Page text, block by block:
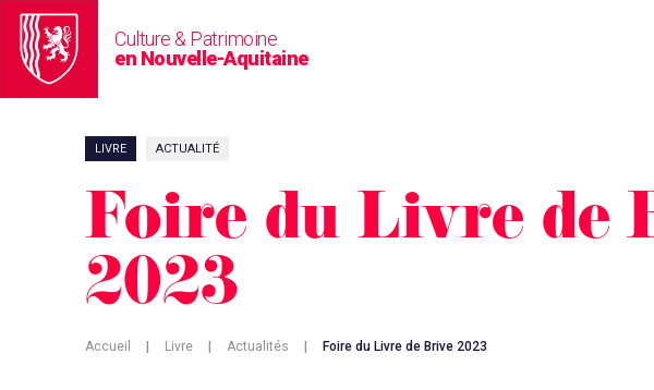
Culture & Patrimoine
en Nouvelle-Aquitaine
LIVRE ACTUALITÉ
Foire du Livre de
2023
Accueil Livre Actualités Foire du Livre de Brive 2023